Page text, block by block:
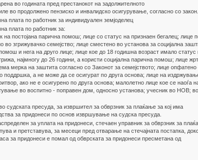
во годината пред престанокот на задолжителното
во продолжено пензиско и инвалидско осигурување, согласно со закон.
плата по работник за индивидуален земјоделец
плата по работник за:
на постојана парична помош; лице со статус на признаен бегалец; лице
во згрижувачко семејство; лице сместено во установа за социјална
и нега на друго лице; лице кое до 18 годишна возраст имало статус
најмногу до 26 години, а користи социјална парична помош; лице
мерка на заштита согласно со Законот за семејството; лице опфатено
поддршка, а не може да се осигурат по друга основа; лице на
ако не е осигурено по друга основа; малолетно лице кое се наоѓа
во воспитно - поправен дом, односно установа; учесник во НОВ;
судската пресуда, за извршител за обврзник за плаќање за кој има
за придонеси по основ извршување на судска пресуда.
за уплата на придонеси, стечаен управник за обврзник за
и претставува, за месеци пред отварање на стечајната постапка,
за придонеси е помал од обврската за придонеси пресметана од